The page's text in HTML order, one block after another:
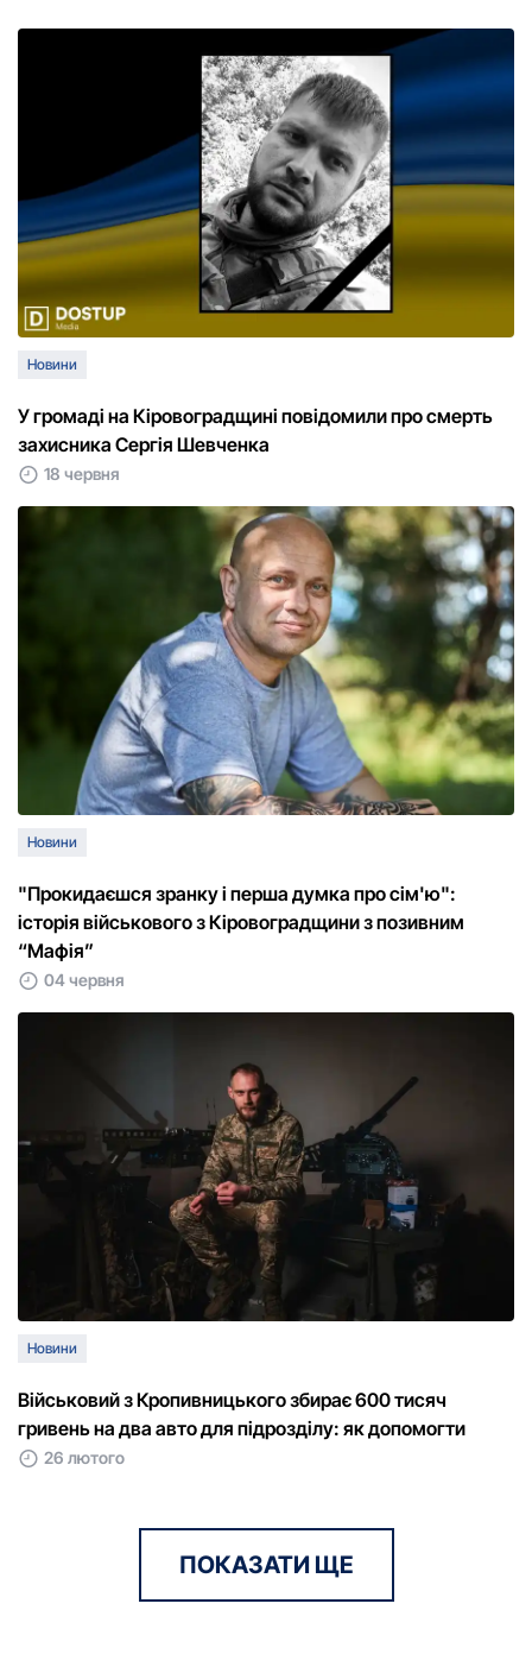
Новини
У громаді на Кіровоградщині повідомили про смерть
захисника Сергія Шевченка
18 червня
Новини
"Прокидаєшся зранку і перша думка про сім'ю":
історія військового з Кіровоградщини з позивним
“Мафія”
04 червня
Новини
Військовий з Кропивницького збирає 600 тисяч
гривень на два авто для підрозділу: як допомогти
26 лютого
ПОКАЗАТИ ЩЕ